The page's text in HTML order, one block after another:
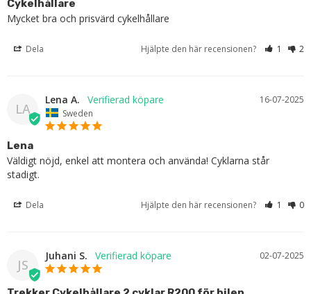
Cykelhållare
Mycket bra och prisvärd cykelhållare
Dela Hjälpte den här recensionen? 1 2
LA
16-07-2025
Lena A.
Sweden
Lena
Väldigt nöjd, enkel att montera och använda! Cyklarna står
stadigt.
Dela Hjälpte den här recensionen? 1 0
JS
02-07-2025
Juhani S.